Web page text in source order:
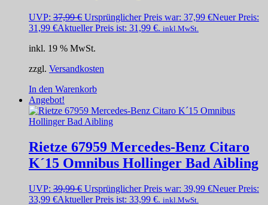
UVP: 37,99€ Ursprünglicher Preis war: 37,99 €Neuer Preis:
31,99 €Aktueller Preis ist: 31,99 €. inkl.MwSt.
inkl. 19 % MwSt.
zzgl. Versandkosten
In den Warenkorb
Angebot!
Rietze 67959 Mercedes-Benz Citaro
K´15 Omnibus Hollinger Bad Aibling
UVP: 39,99€ Ursprünglicher Preis war: 39,99 €Neuer Preis:
33,99 €Aktueller Preis ist: 33,99 €. inkl.MwSt.